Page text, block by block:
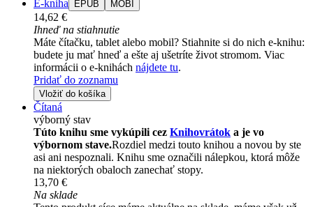
E-kniha EPUB MOBI
14,62 €
Ihneď na stiahnutie
Máte čítačku, tablet alebo mobil? Stiahnite si do nich e-knihu:
budete ju mať hneď a ešte aj ušetríte život stromom. Viac
informácii o e-knihách nájdete tu.
Pridať do zoznamu
Vložiť do košíka
Čítaná
výborný stav
Túto knihu sme vykúpili cez Knihovrátok a je vo
výbornom stave.Rozdiel medzi touto knihou a novou by ste
asi ani nespoznali. Knihu sme označili nálepkou, ktorá môže
na niektorých obaloch zanechať stopy.
13,70 €
Na sklade